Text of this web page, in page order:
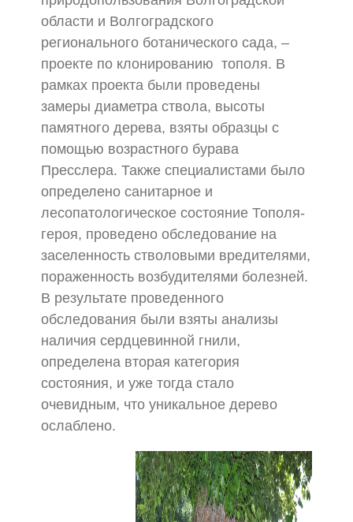
области и Волгоградского
регионального ботанического сада, –
проекте по клонированию тополя. В
рамках проекта были проведены
замеры диаметра ствола, высоты
памятного дерева, взяты образцы с
помощью возрастного бурава
Пресслера. Также специалистами было
определено санитарное и
лесопатологическое состояние Тополя-
героя, проведено обследование на
заселенность стволовыми вредителями,
пораженность возбудителями болезней.
В результате проведенного
обследования были взяты анализы
наличия сердцевинной гнили,
определена вторая категория
состояния, и уже тогда стало
очевидным, что уникальное дерево
ослаблено.